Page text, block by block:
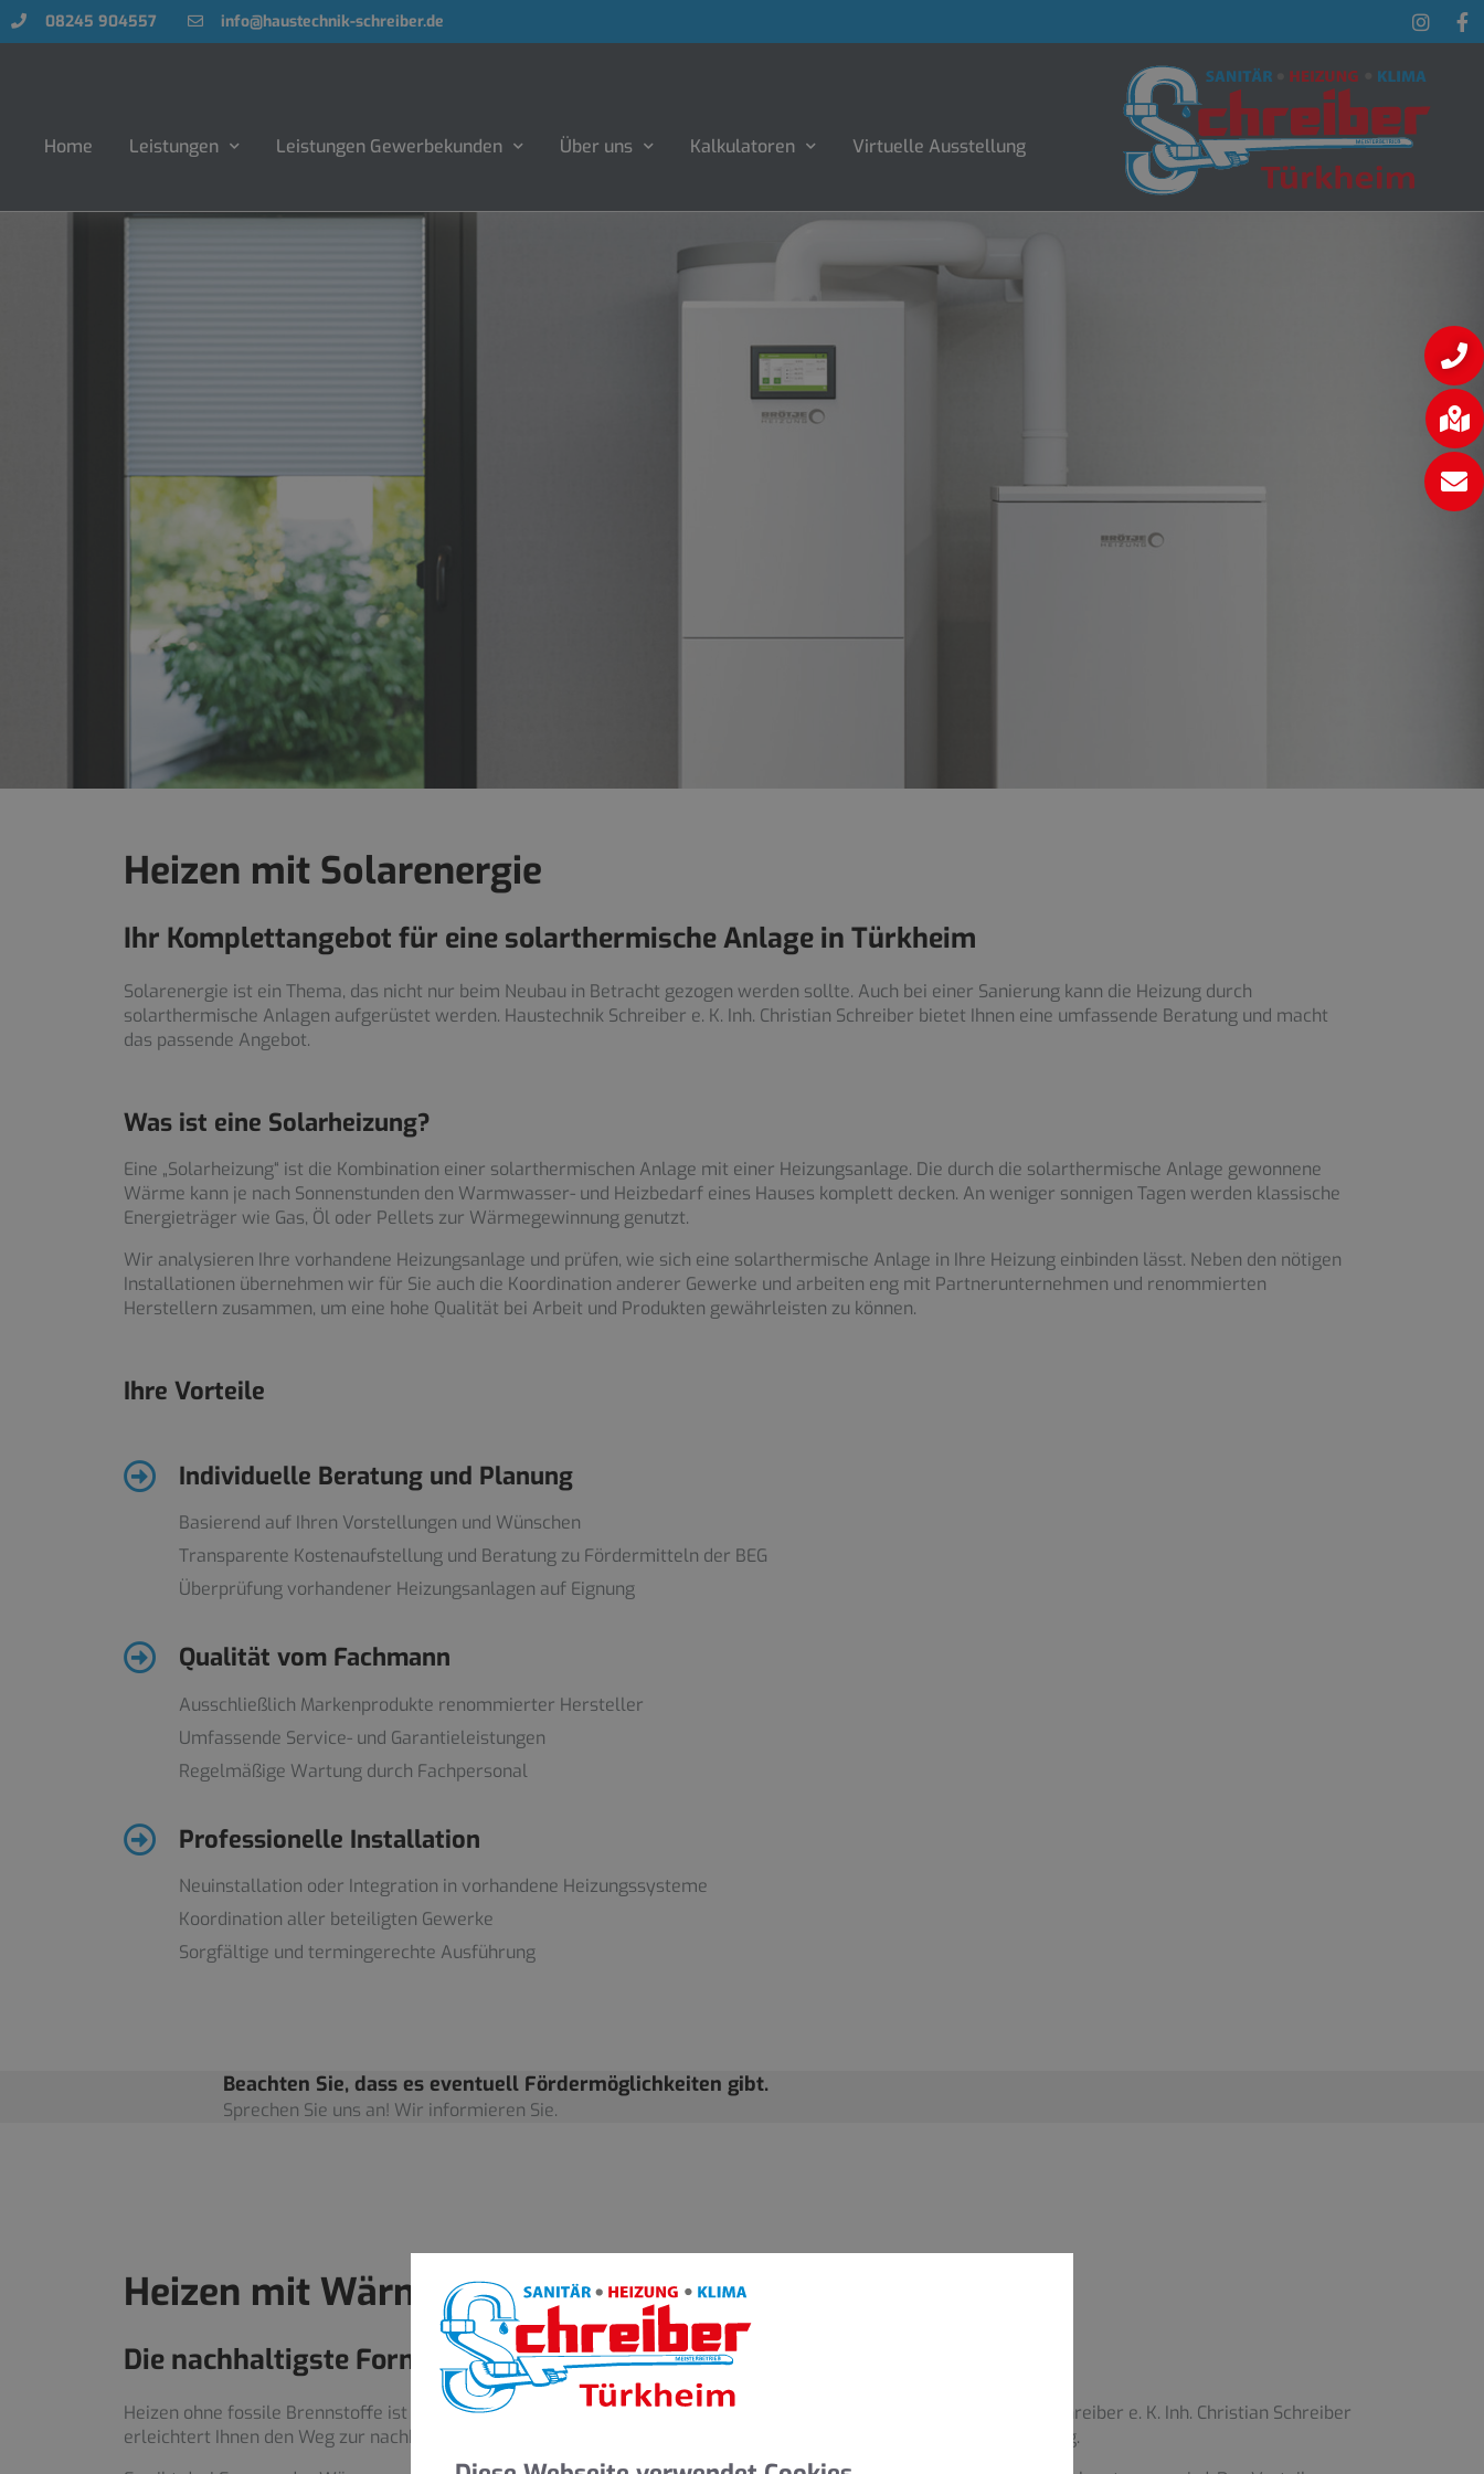
08245 904557 info@haustechnik-schreiber.de
Home Leistungen Leistungen Gewerbekunden Über uns Kalkulatoren Virtuelle Ausstellung
Heizen mit Solarenergie
Ihr Komplettangebot für eine solarthermische Anlage in Türkheim
Solarenergie ist ein Thema, das nicht nur beim Neubau in Betracht gezogen werden sollte. Auch bei einer Sanierung kann die Heizung durch
solarthermische Anlagen aufgerüstet werden. Haustechnik Schreiber e. K. Inh. Christian Schreiber bietet Ihnen eine umfassende Beratung und macht
das passende Angebot.
Was ist eine Solarheizung?
Eine „Solarheizung“ ist die Kombination einer solarthermischen Anlage mit einer Heizungsanlage. Die durch die solarthermische Anlage gewonnene
Wärme kann je nach Sonnenstunden den Warmwasser- und Heizbedarf eines Hauses komplett decken. An weniger sonnigen Tagen werden klassische
Energieträger wie Gas, Öl oder Pellets zur Wärmegewinnung genutzt.
Wir analysieren Ihre vorhandene Heizungsanlage und prüfen, wie sich eine solarthermische Anlage in Ihre Heizung einbinden lässt. Neben den nötigen
Installationen übernehmen wir für Sie auch die Koordination anderer Gewerke und arbeiten eng mit Partnerunternehmen und renommierten
Herstellern zusammen, um eine hohe Qualität bei Arbeit und Produkten gewährleisten zu können.
Ihre Vorteile
Individuelle Beratung und Planung
Basierend auf Ihren Vorstellungen und Wünschen
Transparente Kostenaufstellung und Beratung zu Fördermitteln der BEG
Überprüfung vorhandener Heizungsanlagen auf Eignung
Qualität vom Fachmann
Ausschließlich Markenprodukte renommierter Hersteller
Umfassende Service- und Garantieleistungen
Regelmäßige Wartung durch Fachpersonal
Professionelle Installation
Neuinstallation oder Integration in vorhandene Heizungssysteme
Koordination aller beteiligten Gewerke
Sorgfältige und termingerechte Ausführung
Beachten Sie, dass es eventuell Fördermöglichkeiten gibt.
Sprechen Sie uns an! Wir informieren Sie.
Heizen mit Wärmepumpe
Die nachhaltigste Form der Heizung
Heizen ohne fossile Brennstoffe ist möglich, aber mit einem hohen technischen Aufwand verbunden. Haustechnik Schreiber e. K. Inh. Christian Schreiber
erleichtert Ihnen den Weg zur nachhaltigen Heizung – mit unserem Komplettangebot für eine Wärmepumpenheizung.